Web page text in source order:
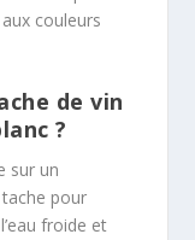
couleurs
de vin
?
sur un
pour
froide et